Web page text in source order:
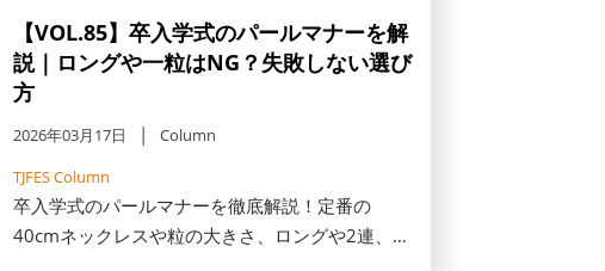
【VOL.85】卒入学式のパールマナーを解
説｜ロングや一粒はNG？失敗しない選び
方
2026年03月17日
Column
TJFES Column
卒入学式のパールマナーを徹底解説！定番の
40cmネックレスや粒の大きさ、ロングや2連、バ